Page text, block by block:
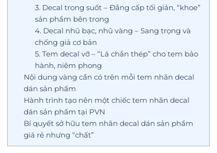
3. Decal trong suốt – Đẳng cấp tối giản, “khoe”
sản phẩm bên trong
4. Decal nhũ bạc, nhũ vàng – Sang trọng và
chống giả cơ bản
5. Tem decal vỡ – “Lá chắn thép” cho tem bảo
hành, niêm phong
Nội dung vàng cần có trên mỗi tem nhãn decal
dán sản phẩm
Hành trình tạo nên một chiếc tem nhãn decal
dán sản phẩm tại PVN
Bí quyết sở hữu tem nhãn decal dán sản phẩm
giá rẻ nhưng “chất”